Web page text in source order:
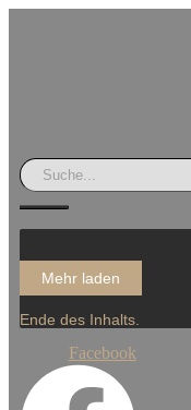
Mehr laden
Ende des Inhalts.
Facebook